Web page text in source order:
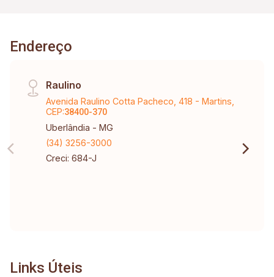
igreja, restaurantes e demais comércios. -
Localização de fácil acesso.
Endereço
Raulino
Avenida Raulino Cotta Pacheco, 418 - Martins,
CEP:38400-370
Uberlândia - MG
(34) 3256-3000
Creci: 684-J
Links Úteis